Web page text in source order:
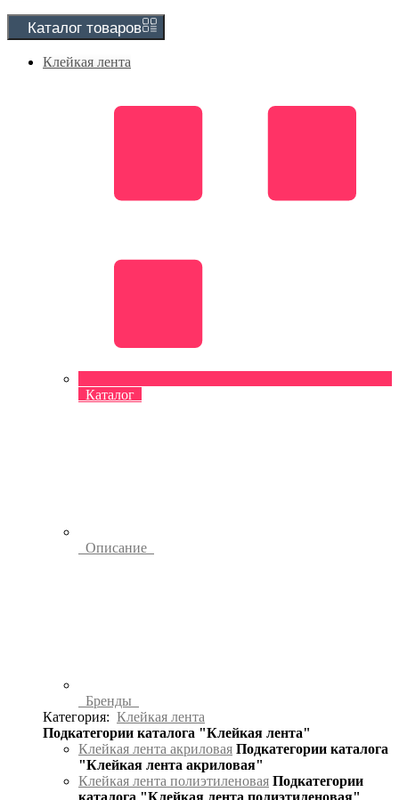
Каталог товаров
Клейкая лента
Каталог
Описание
Бренды
Категория: Клейкая лента
Подкатегории каталога "Клейкая лента"
Клейкая лента акриловая Подкатегории каталога
"Клейкая лента акриловая"
Клейкая лента полиэтиленовая Подкатегории
каталога "Клейкая лента полиэтиленовая"